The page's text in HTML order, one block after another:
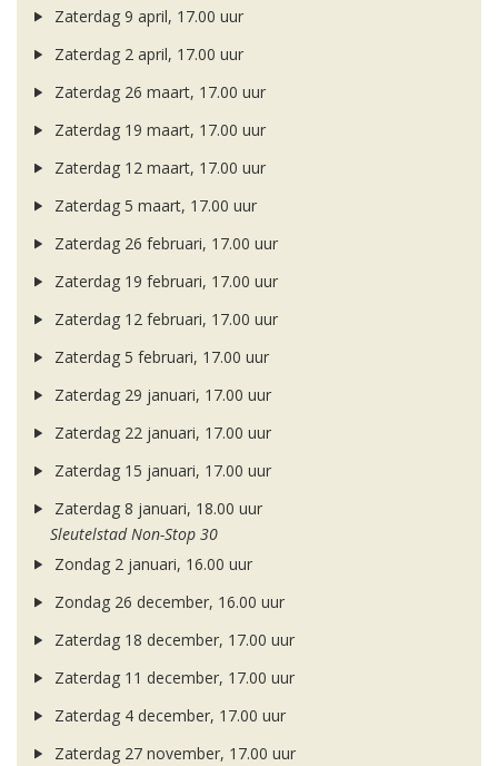
Zaterdag 9 april, 17.00 uur
Zaterdag 2 april, 17.00 uur
Zaterdag 26 maart, 17.00 uur
Zaterdag 19 maart, 17.00 uur
Zaterdag 12 maart, 17.00 uur
Zaterdag 5 maart, 17.00 uur
Zaterdag 26 februari, 17.00 uur
Zaterdag 19 februari, 17.00 uur
Zaterdag 12 februari, 17.00 uur
Zaterdag 5 februari, 17.00 uur
Zaterdag 29 januari, 17.00 uur
Zaterdag 22 januari, 17.00 uur
Zaterdag 15 januari, 17.00 uur
Zaterdag 8 januari, 18.00 uur
Sleutelstad Non-Stop 30
Zondag 2 januari, 16.00 uur
Zondag 26 december, 16.00 uur
Zaterdag 18 december, 17.00 uur
Zaterdag 11 december, 17.00 uur
Zaterdag 4 december, 17.00 uur
Zaterdag 27 november, 17.00 uur